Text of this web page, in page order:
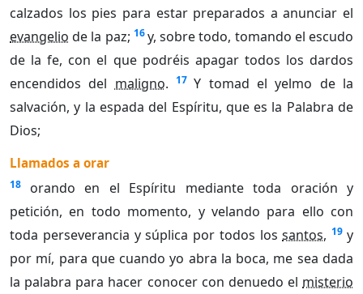
calzados los pies para estar preparados a anunciar el
evangelio de la paz; 16y, sobre todo, tomando el escudo
de la fe, con el que podréis apagar todos los dardos
encendidos del maligno. 17 Y tomad el yelmo de la
salvación, y la espada del Espíritu, que es la Palabra de
Dios;
Llamados a orar
18
orando en el Espíritu mediante toda oración y
petición, en todo momento, y velando para ello con
toda perseverancia y súplica por todos lossantos, 19 y
por mí, para que cuando yo abra la boca, me sea dada
la palabra para hacer conocer con denuedo el misterio